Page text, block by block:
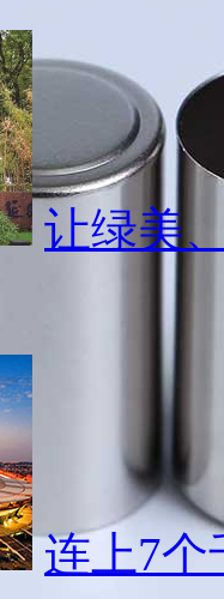
让绿美
连上7个